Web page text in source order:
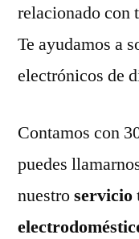
relacionado con
Te ayudamos a
electrónicos de
Contamos con
puedes
nuestroservicio